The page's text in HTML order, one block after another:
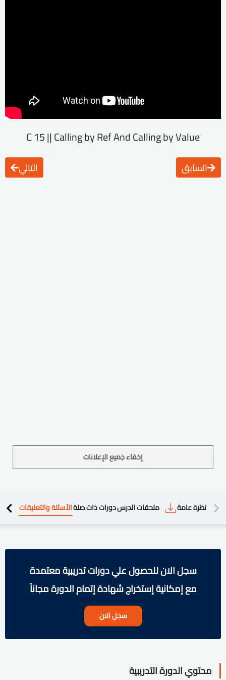
C 15 || Calling by Ref And Calling by Value
السابق التالي
إخفاء جميع الإعلانات
نظرة عامة ملحقات الدرسدورات ذات صلةالأسئلة والتعليقات
سجل الان للحصول علي دورات تدريبية معتمدة
مع إمكانية إستخراج شهادة إتمام الدورة مجاناً
سجل الان
محتوي الدورة التدريبية